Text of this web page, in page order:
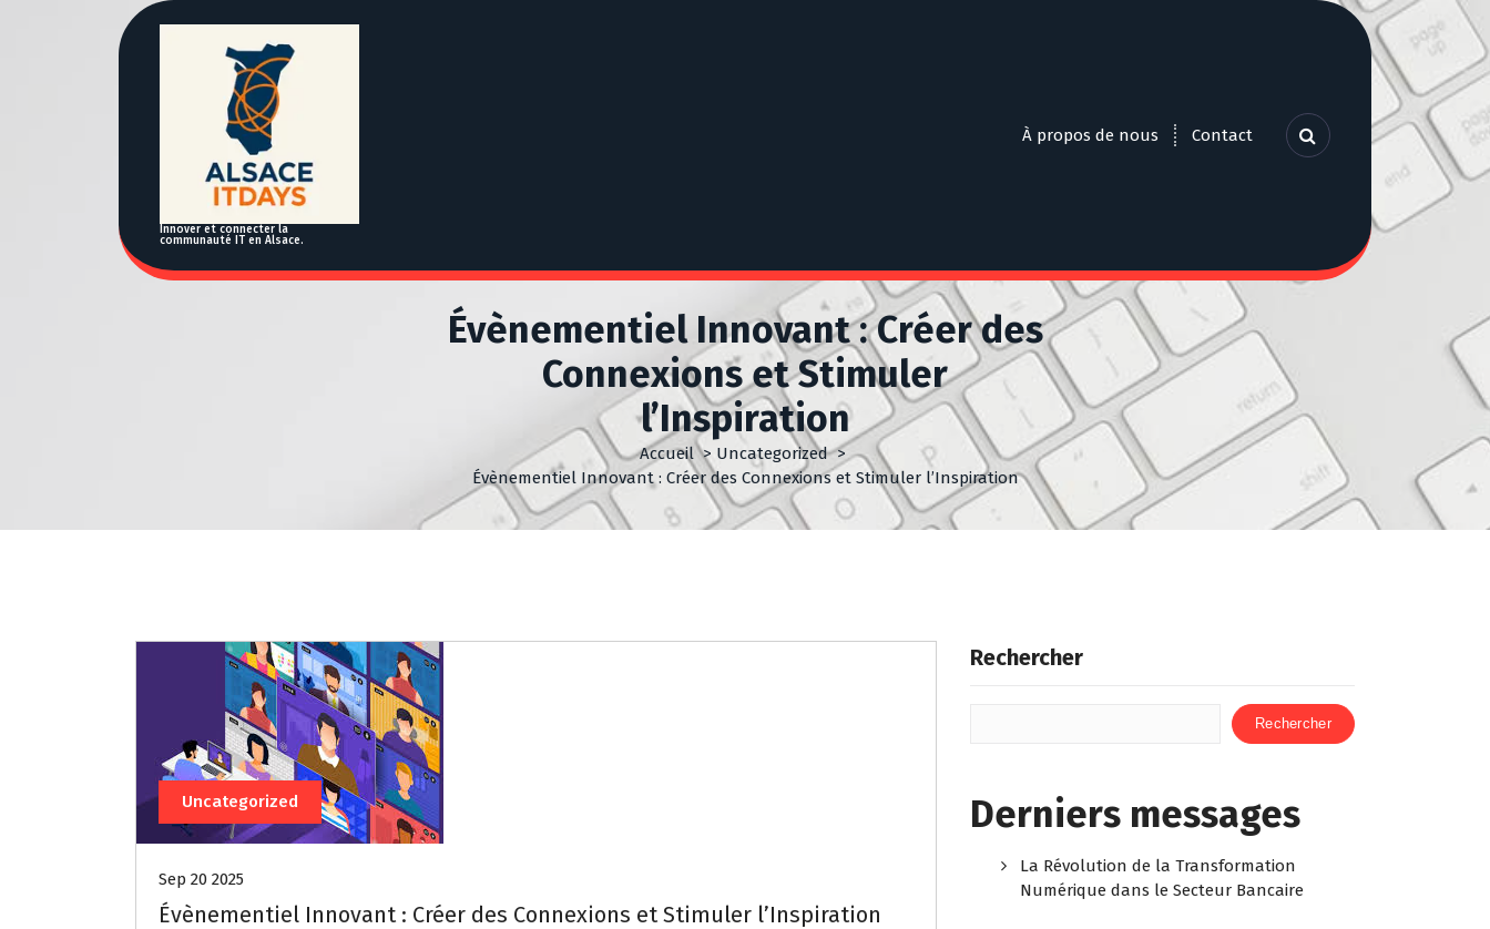
Innover et connecter la
communauté IT en Alsace.
À propos de nous Contact
Évènementiel Innovant : Créer des
Connexions et Stimuler
l’Inspiration
Accueil> Uncategorized>
Évènementiel Innovant : Créer des Connexions et Stimuler l’Inspiration
Uncategorized
Sep 20 2025
Évènementiel Innovant : Créer des Connexions et Stimuler l’Inspiration
Rechercher
Rechercher
Derniers messages
La Révolution de la Transformation
Numérique dans le Secteur Bancaire